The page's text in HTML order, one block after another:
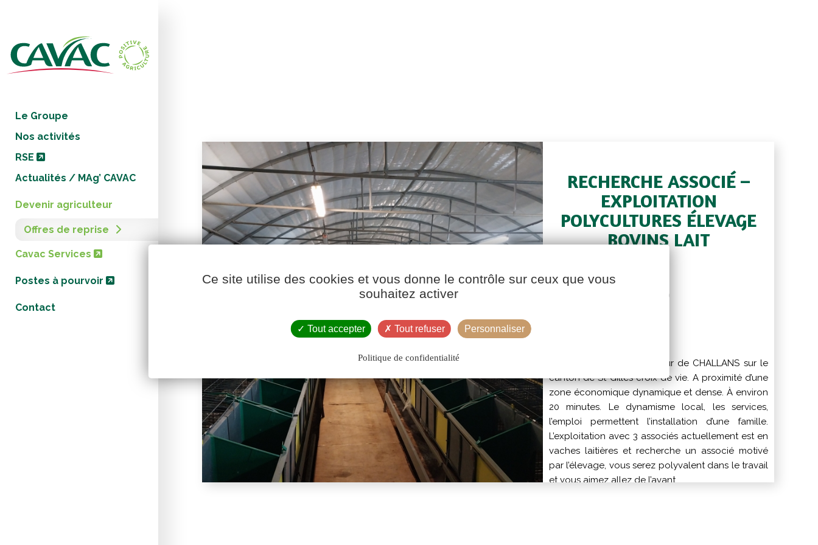
Le Groupe
Nos activités
RSE
Actualités / MAg’ CAVAC
Devenir agriculteur
Offres de reprise
Cavac Services
Postes à pourvoir
Contact
RECHERCHE ASSOCIÉ –
EXPLOITATION
POLYCULTURES ÉLEVAGE
BOVINS LAIT
St Gilles Croix De Vie (85)
Exploitation dans le secteur de CHALLANS sur le
canton de St Gilles croix de vie. A proximité d’une
zone économique dynamique et dense. À environ
20 minutes. Le dynamisme local, les services,
l’emploi permettent l’installation d’une famille.
L’exploitation avec 3 associés actuellement est en
vaches laitières et recherche un associé motivé
par l’élevage, vous serez polyvalent dans le travail
et vous aimez allez de l’avant.
Ce site utilise des cookies et vous donne le contrôle sur ceux que vous
souhaitez activer
Tout accepter Tout refuser Personnaliser
Politique de confidentialité